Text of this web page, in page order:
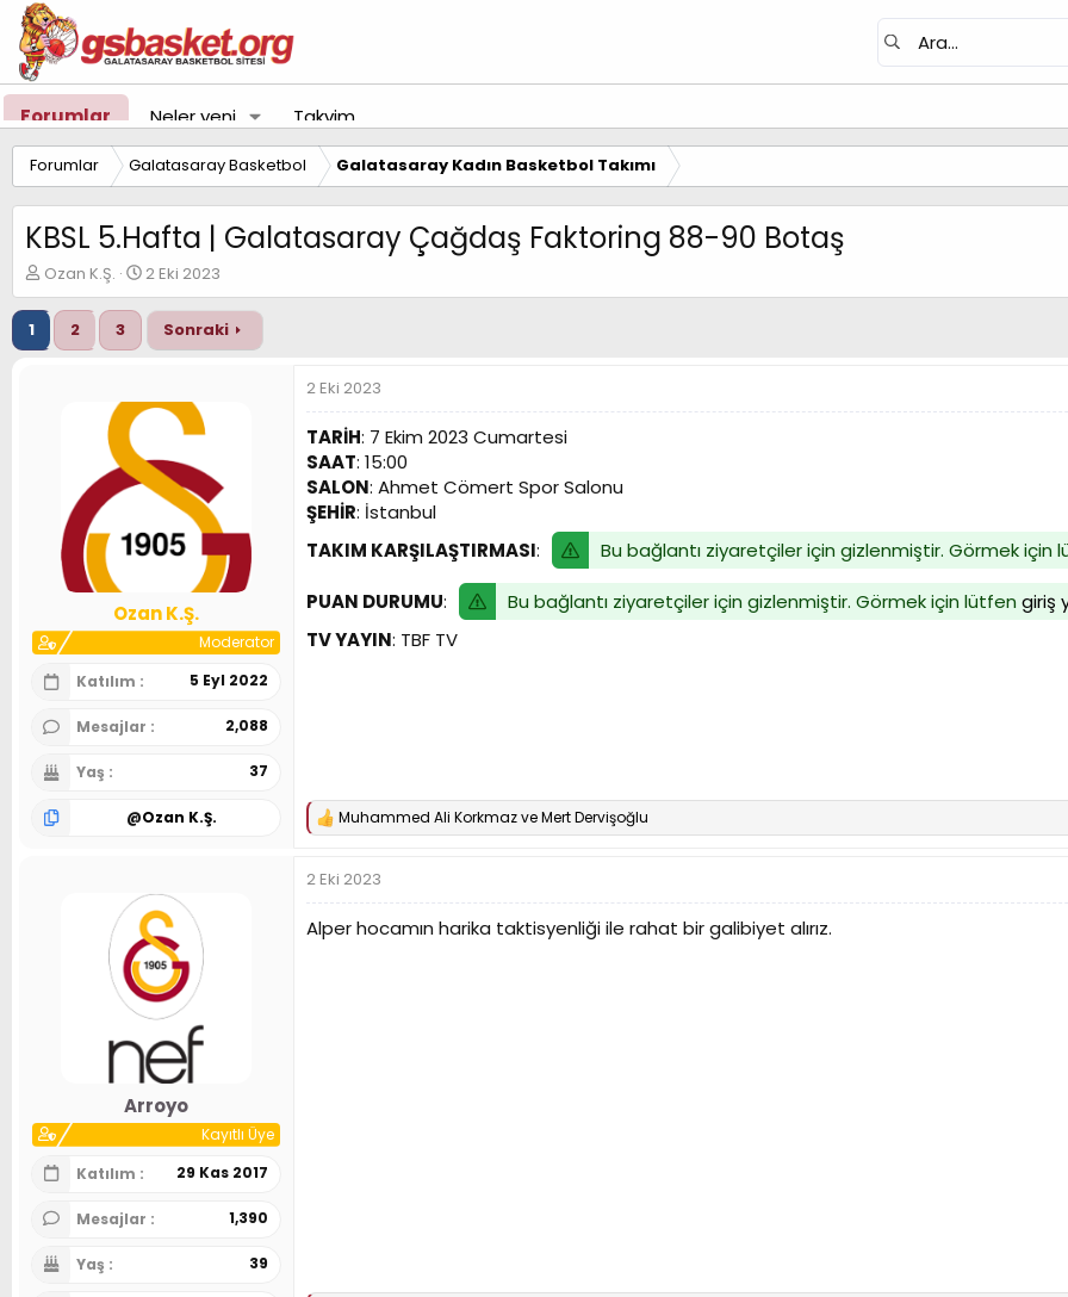
Forumlar Neler yeni Takvim
Forumlar Galatasaray Basketbol Galatasaray Kadın Basketbol Takımı
KBSL 5.Hafta | Galatasaray Çağdaş Faktoring 88-90 Botaş
K
o
n
u
y
Ozan K.Ş.
B
a
ş
a
g
t
a
i
h
2 Eki 2023
1 2 3 Sonraki
Ozan K.Ş.
Moderator
Katılım
5 Eyl 2022
Mesajlar 2,088
Yaş 37
@Ozan K.Ş.
2 Eki 2023
TARİH: 7 Ekim 2023 Cumartesi
SAAT: 15:00
SALON: Ahmet Cömert Spor Salonu
ŞEHİR: İstanbul
TAKIM KARŞILAŞTIRMASI: Bu bağlantı ziyaretçiler için gizlenmiştir. Görmek için
PUAN DURUMU: Bu bağlantı ziyaretçiler için gizlenmiştir. Görmek için lütfen giriş
TV YAYIN: TBF TV
T
k
i
e
Muhammed Ali KorkmazveMert Dervişoğlu
Arroyo
Kayıtlı Üye
Katılım
29 Kas 2017
Mesajlar 1,390
Yaş 39
2 Eki 2023
Alper hocamın harika taktisyenliği ile rahat bir galibiyet alırız.